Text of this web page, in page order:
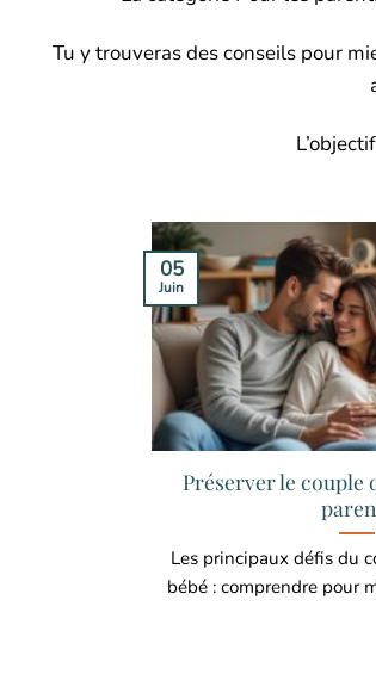
Tu y trouveras des conseils pour
Préserver le couple
Les principaux défis du
bébé : comprendre pour
05
Juin